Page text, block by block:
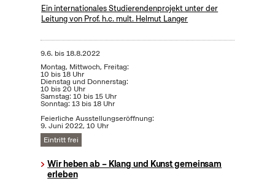
Ein internationales Studierendenprojekt unter der
Leitung von Prof. h.c. mult. Helmut Langer
9.6. bis18.8.2022
Montag, Mittwoch, Freitag:
10 bis 18 Uhr
Dienstag und Donnerstag:
10 bis 20 Uhr
Samstag: 10 bis 15 Uhr
Sonntag: 13 bis 18 Uhr
Feierliche Ausstellungseröffnung:
9. Juni 2022, 10 Uhr
Eintritt frei
Wir heben ab – Klang und Kunst gemeinsam
erleben